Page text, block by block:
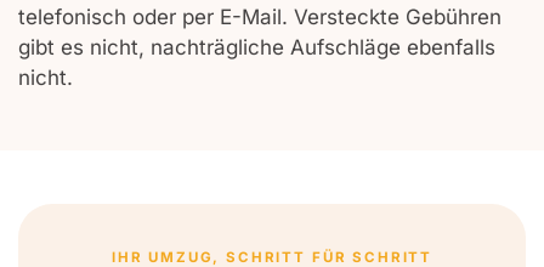
telefonisch oder per E-Mail. Versteckte Gebühren
gibt es nicht, nachträgliche Aufschläge ebenfalls
nicht.
IHR UMZUG, SCHRITT FÜR SCHRITT